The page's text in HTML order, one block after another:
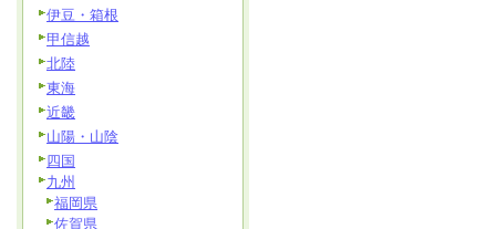
伊豆・箱根
甲信越
北陸
東海
近畿
山陽・山陰
四国
九州
福岡県
佐賀県